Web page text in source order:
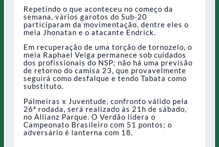
Repetindo o que aconteceu no começo da
semana, vários garotos do Sub-20
participaram da movimentação, dentre eles o
meia Jhonatan e o atacante Endrick.
Em recuperação de uma torção de tornozelo, o
meia Raphael Veiga permanece sob cuidados
dos profissionais do NSP; não há uma previsão
de retorno do camisa 23, que provavelmente
seguirá como desfalque e tendo Tabata como
substituto.
Palmeiras x Juventude, confronto válido pela
26ª rodada, será realizado às 21h de sábado,
no Allianz Parque. O Verdão lidera o
Campeonato Brasileiro com 51 pontos; o
adversário é lanterna com 18.